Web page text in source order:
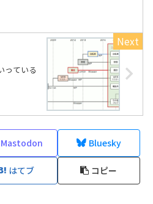
っている
Mastodon Bluesky
はてブ コピー